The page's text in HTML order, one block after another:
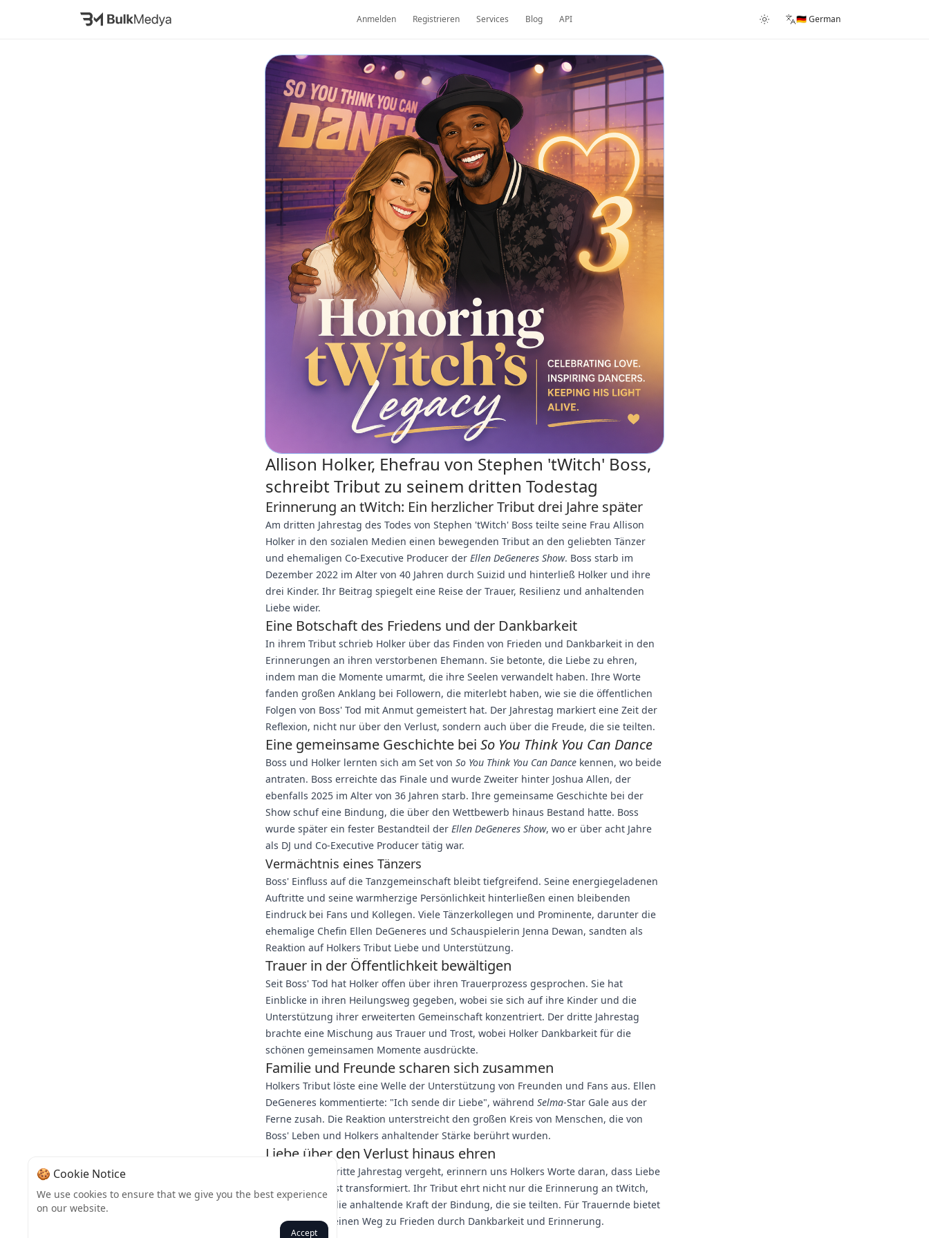
Anmelden Registrieren Services Blog API 🇩🇪 German
Allison Holker, Ehefrau von Stephen 'tWitch' Boss,
schreibt Tribut zu seinem dritten Todestag
Erinnerung an tWitch: Ein herzlicher Tribut drei Jahre später
Am dritten Jahrestag des Todes von Stephen 'tWitch' Boss teilte seine Frau Allison
Holker in den sozialen Medien einen bewegenden Tribut an den geliebten Tänzer
und ehemaligen Co-Executive Producer der Ellen DeGeneres Show. Boss starb im
Dezember 2022 im Alter von 40 Jahren durch Suizid und hinterließ Holker und ihre
drei Kinder. Ihr Beitrag spiegelt eine Reise der Trauer, Resilienz und anhaltenden
Liebe wider.
Eine Botschaft des Friedens und der Dankbarkeit
In ihrem Tribut schrieb Holker über das Finden von Frieden und Dankbarkeit in den
Erinnerungen an ihren verstorbenen Ehemann. Sie betonte, die Liebe zu ehren,
indem man die Momente umarmt, die ihre Seelen verwandelt haben. Ihre Worte
fanden großen Anklang bei Followern, die miterlebt haben, wie sie die öffentlichen
Folgen von Boss' Tod mit Anmut gemeistert hat. Der Jahrestag markiert eine Zeit der
Reflexion, nicht nur über den Verlust, sondern auch über die Freude, die sie teilten.
Eine gemeinsame Geschichte bei So You Think You Can Dance
Boss und Holker lernten sich am Set von So You Think You Can Dance kennen, wo beide
antraten. Boss erreichte das Finale und wurde Zweiter hinter Joshua Allen, der
ebenfalls 2025 im Alter von 36 Jahren starb. Ihre gemeinsame Geschichte bei der
Show schuf eine Bindung, die über den Wettbewerb hinaus Bestand hatte. Boss
wurde später ein fester Bestandteil der Ellen DeGeneres Show, wo er über acht Jahre
als DJ und Co-Executive Producer tätig war.
Vermächtnis eines Tänzers
Boss' Einfluss auf die Tanzgemeinschaft bleibt tiefgreifend. Seine energiegeladenen
Auftritte und seine warmherzige Persönlichkeit hinterließen einen bleibenden
Eindruck bei Fans und Kollegen. Viele Tänzerkollegen und Prominente, darunter die
ehemalige Chefin Ellen DeGeneres und Schauspielerin Jenna Dewan, sandten als
Reaktion auf Holkers Tribut Liebe und Unterstützung.
Trauer in der Öffentlichkeit bewältigen
Seit Boss' Tod hat Holker offen über ihren Trauerprozess gesprochen. Sie hat
Einblicke in ihren Heilungsweg gegeben, wobei sie sich auf ihre Kinder und die
Unterstützung ihrer erweiterten Gemeinschaft konzentriert. Der dritte Jahrestag
brachte eine Mischung aus Trauer und Trost, wobei Holker Dankbarkeit für die
schönen gemeinsamen Momente ausdrückte.
Familie und Freunde scharen sich zusammen
Holkers Tribut löste eine Welle der Unterstützung von Freunden und Fans aus. Ellen
DeGeneres kommentierte: "Ich sende dir Liebe", während Selma-Star Gale aus der
Ferne zusah. Die Reaktion unterstreicht den großen Kreis von Menschen, die von
Boss' Leben und Holkers anhaltender Stärke berührt wurden.
Liebe über den Verlust hinaus ehren
Während der dritte Jahrestag vergeht, erinnern uns Holkers Worte daran, dass Liebe
selbst im Verlust transformiert. Ihr Tribut ehrt nicht nur die Erinnerung an tWitch,
sondern auch die anhaltende Kraft der Bindung, die sie teilten. Für Trauernde bietet
ihre Botschaft einen Weg zu Frieden durch Dankbarkeit und Erinnerung.
🍪 Cookie Notice
We use cookies to ensure that we give you the best experience
on our website.
Accept